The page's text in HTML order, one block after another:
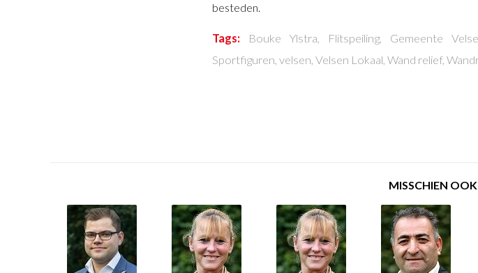
besteden.
Tags: Bouke Ylstra, Flitspeiling, Gemeente
Sportfiguren, velsen, Velsen Lokaal, Wand relief,
MISSCHIEN